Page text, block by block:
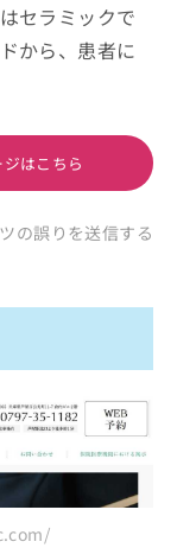
セラミックで
から、患者に
はこちら
の誤りを送信する